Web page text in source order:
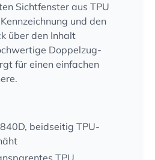
Sichtfenster aus TPU
und den
über den Inhalt
Doppelzug-
für einen einfachen
beidseitig TPU-
TPU